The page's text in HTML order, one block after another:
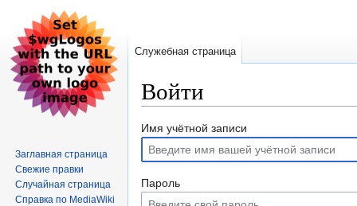
Войти
Перейти
навигации
Перейти
поиску
Имя учётной записи
Пароль
Служебная страница
Заглавная страница
Свежие правки
Случайная страница
Справка по MediaWiki